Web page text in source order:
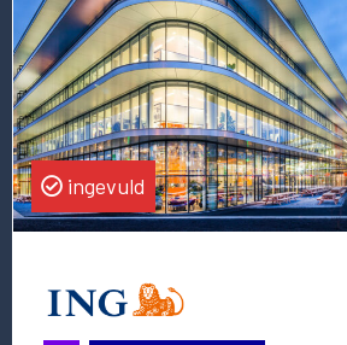
Director
of
Customer
&
Data
ingevuld